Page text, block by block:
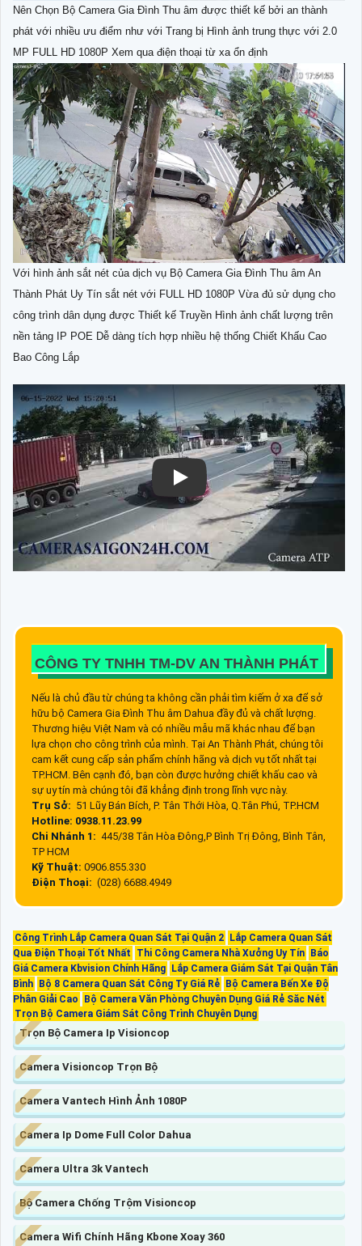
Nên Chọn Bộ Camera Gia Đình Thu âm được thiết kế bởi an thành
phát với nhiều ưu điểm như với Trang bị Hình ảnh trung thực với 2.0
MP FULL HD 1080P Xem qua điện thoại từ xa ổn định
Với hình ảnh sắt nét của dịch vụ Bộ Camera Gia Đình Thu âm An
Thành Phát Uy Tín sắt nét với FULL HD 1080P Vừa đủ sử dụng cho
công trình dân dụng được Thiết kế Truyền Hình ảnh chất lượng trên
nền tảng IP POE Dễ dàng tích hợp nhiều hệ thống Chiết Khấu Cao
Bao Công Lắp
CÔNG TY TNHH TM-DV AN THÀNH PHÁT
Nếu là chủ đầu từ chúng ta không cần phải tìm kiếm ở xa để sở
hữu bộ Camera Gia Đình Thu âm Dahua đầy đủ và chất lượng.
Thương hiệu Việt Nam và có nhiều mẫu mã khác nhau để bạn
lựa chọn cho công trình của mình. Tại An Thành Phát, chúng tôi
cam kết cung cấp sản phẩm chính hãng và dịch vụ tốt nhất tại
TP.HCM. Bên cạnh đó, bạn còn được hưởng chiết khấu cao và
sự uy tín mà chúng tôi đã khẳng định trong lĩnh vực này.
Trụ Sở: 51 Lũy Bán Bích, P. Tân Thới Hòa, Q.Tân Phú, TP.HCM
Hotline: 0938.11.23.99
Chi Nhánh 1: 445/38 Tân Hòa Đông,P Bình Trị Đông, Bình Tân,
TP HCM
Kỹ Thuật: 0906.855.330
Điện Thoại: (028) 6688.4949
Công Trình Lắp Camera Quan Sát Tại Quận 2 Lắp Camera Quan Sát
Qua Điện Thoại Tốt Nhất
Thi Công Camera Nhà Xưởng Uy Tín Báo
Giá Camera Kbvision Chính Hãng Lắp Camera Giám Sát Tại Quận Tân
Bình Bộ 8 Camera Quan Sát Công Ty Giá Rẻ Bộ Camera Bến Xe Độ
Phân Giải Cao
Bộ Camera Văn Phòng Chuyên Dụng Giá Rẻ Săc Nét
Trọn Bộ Camera Giám Sát Công Trình Chuyên Dụng
Trọn Bộ Camera Ip Visioncop
Camera Visioncop Trọn Bộ
Camera Vantech Hình Ảnh 1080P
Camera Ip Dome Full Color Dahua
Camera Ultra 3k Vantech
Bộ Camera Chống Trộm Visioncop
Camera Wifi Chính Hãng Kbone Xoay 360